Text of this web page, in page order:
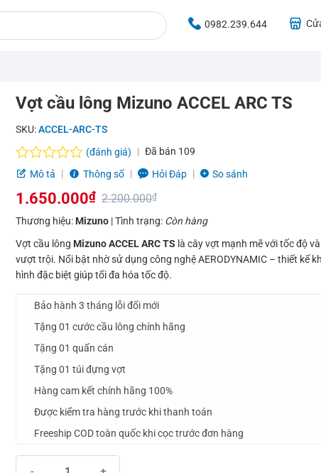
0982.239.644
Vợt cầu lông Mizuno ACCEL ARC TS
SKU:ACCEL-ARC-TS
Được
hạng
5
sao
(đánh giá) Đã bán 109
Mô tả
Thông số Hỏi Đáp So sánh
2.200.000₫
Giá
gốc
là:
1.650.000₫
Giá
hiện
tại
1.650.000₫.
Thương hiệu: Mizuno | Tình trạng: Còn hàng
Vợt cầu lông Mizuno ACCEL ARC TS là cây vợt mạnh mẽ với tốc độ
vượt trội. Nổi bật nhờ sử dụng công nghệ AERODYNAMIC – thiết kế
hình đặc biệt giúp tối đa hóa tốc độ.
Bảo hành 3 tháng lỗi đổi mới
Tặng 01 cước cầu lông chính hãng
Tặng 01 quấn cán
Tặng 01 túi đựng vợt
Hàng cam kết chính hãng 100%
Được kiểm tra hàng trước khi thanh toán
Freeship COD toàn quốc khi cọc trước đơn hàng